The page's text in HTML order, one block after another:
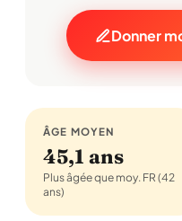
Donner
ÂGE MOYEN
45,1 ans
Plus âgée que moy. FR (42
ans)